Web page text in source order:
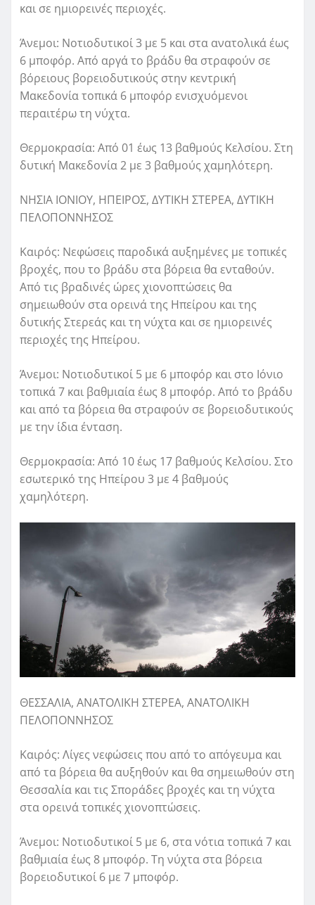
και σε ημιορεινές περιοχές.
Άνεμοι: Νοτιοδυτικοί 3 με 5 και στα ανατολικά έως
6 μποφόρ. Από αργά το βράδυ θα στραφούν σε
βόρειους βορειοδυτικούς στην κεντρική
Μακεδονία τοπικά 6 μποφόρ ενισχυόμενοι
περαιτέρω τη νύχτα.
Θερμοκρασία: Από 01 έως 13 βαθμούς Κελσίου. Στη
δυτική Μακεδονία 2 με 3 βαθμούς χαμηλότερη.
ΝΗΣΙΑ ΙΟΝΙΟΥ, ΗΠΕΙΡΟΣ, ΔΥΤΙΚΗ ΣΤΕΡΕΑ, ΔΥΤΙΚΗ
ΠΕΛΟΠΟΝΝΗΣΟΣ
Καιρός: Νεφώσεις παροδικά αυξημένες με τοπικές
βροχές, που το βράδυ στα βόρεια θα ενταθούν.
Από τις βραδινές ώρες χιονοπτώσεις θα
σημειωθούν στα ορεινά της Ηπείρου και της
δυτικής Στερεάς και τη νύχτα και σε ημιορεινές
περιοχές της Ηπείρου.
Άνεμοι: Νοτιοδυτικοί 5 με 6 μποφόρ και στο Ιόνιο
τοπικά 7 και βαθμιαία έως 8 μποφόρ. Από το βράδυ
και από τα βόρεια θα στραφούν σε βορειοδυτικούς
με την ίδια ένταση.
Θερμοκρασία: Από 10 έως 17 βαθμούς Κελσίου. Στο
εσωτερικό της Ηπείρου 3 με 4 βαθμούς
χαμηλότερη.
ΘΕΣΣΑΛΙΑ, ΑΝΑΤΟΛΙΚΗ ΣΤΕΡΕΑ, ΑΝΑΤΟΛΙΚΗ
ΠΕΛΟΠΟΝΝΗΣΟΣ
Καιρός: Λίγες νεφώσεις που από το απόγευμα και
από τα βόρεια θα αυξηθούν και θα σημειωθούν στη
Θεσσαλία και τις Σποράδες βροχές και τη νύχτα
στα ορεινά τοπικές χιονοπτώσεις.
Άνεμοι: Νοτιοδυτικοί 5 με 6, στα νότια τοπικά 7 και
βαθμιαία έως 8 μποφόρ. Τη νύχτα στα βόρεια
βορειοδυτικοί 6 με 7 μποφόρ.